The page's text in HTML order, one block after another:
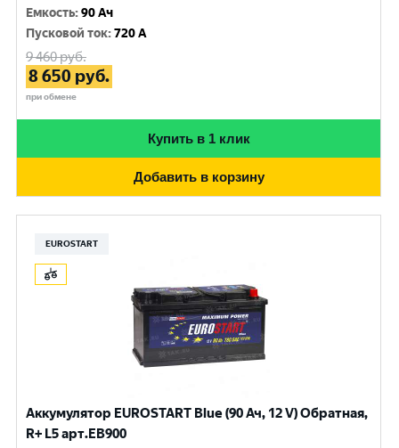
Емкость:90 Ач
Пусковой ток:720 A
9 460руб.
8 650 руб.
при обмене
Купить в 1 клик
Добавить в корзину
EUROSTART
Аккумулятор EUROSTART Blue (90 Ач, 12 V) Обратная,
R+ L5 арт.EB900